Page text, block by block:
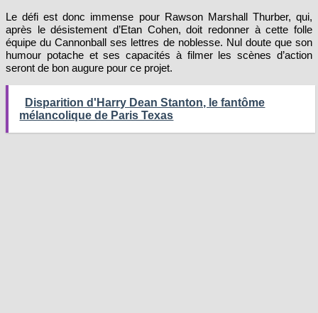
Le défi est donc immense pour Rawson Marshall Thurber, qui,
après le désistement d’Etan Cohen, doit redonner à cette folle
équipe du Cannonball ses lettres de noblesse. Nul doute que son
humour potache et ses capacités à filmer les scènes d’action
seront de bon augure pour ce projet.
Disparition d'Harry Dean Stanton, le fantôme
mélancolique de Paris Texas